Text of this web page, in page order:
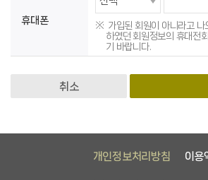
휴대폰
가입된 회원이 아니라고
하였던 회원정보의 휴대전
기 바랍니다.
취소
개인정보처리방침 이용